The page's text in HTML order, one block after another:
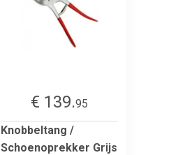
€ 139.95
Knobbeltang /
Schoenoprekker Grijs